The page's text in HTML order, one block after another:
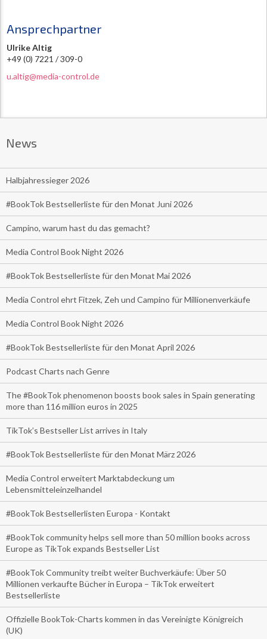
Ansprechpartner
Ulrike Altig
+49 (0) 7221 / 309-0
u.altig@media-control.de
News
Halbjahressieger 2026
#BookTok Bestsellerliste für den Monat Juni 2026
Campino, warum hast du das gemacht?
Media Control Book Night 2026
#BookTok Bestsellerliste für den Monat Mai 2026
Media Control ehrt Fitzek, Zeh und Campino für Millionenverkäufe
Media Control Book Night 2026
#BookTok Bestsellerliste für den Monat April 2026
Podcast Charts nach Genre
The #BookTok phenomenon boosts book sales in Spain generating
more than 116 million euros in 2025
TikTok’s Bestseller List arrives in Italy
#BookTok Bestsellerliste für den Monat März 2026
Media Control erweitert Marktabdeckung um
Lebensmitteleinzelhandel
#BookTok Bestsellerlisten Europa - Kontakt
#BookTok community helps sell more than 50 million books across
Europe as TikTok expands Bestseller List
#BookTok Community treibt weiter Buchverkäufe: Über 50
Millionen verkaufte Bücher in Europa – TikTok erweitert
Bestsellerliste
Offizielle BookTok-Charts kommen in das Vereinigte Königreich
(UK)